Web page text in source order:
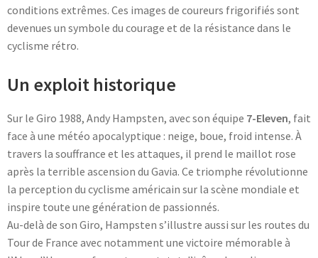
conditions extrêmes. Ces images de coureurs frigorifiés sont
devenues un symbole du courage et de la résistance dans le
cyclisme rétro.
Un exploit historique
Sur le Giro 1988, Andy Hampsten, avec son équipe 7-Eleven, fait
face à une météo apocalyptique : neige, boue, froid intense. À
travers la souffrance et les attaques, il prend le maillot rose
après la terrible ascension du Gavia. Ce triomphe révolutionne
la perception du cyclisme américain sur la scène mondiale et
inspire toute une génération de passionnés.
Au-delà de son Giro, Hampsten s’illustre aussi sur les routes du
Tour de France avec notamment une victoire mémorable à